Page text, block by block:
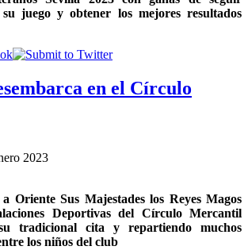
juego y obtener los mejores resultados
en el Círculo
2023
Oriente Sus Majestades los Reyes Magos
Deportivas del Círculo Mercantil
tradicional cita y repartiendo muchos
los niños del club